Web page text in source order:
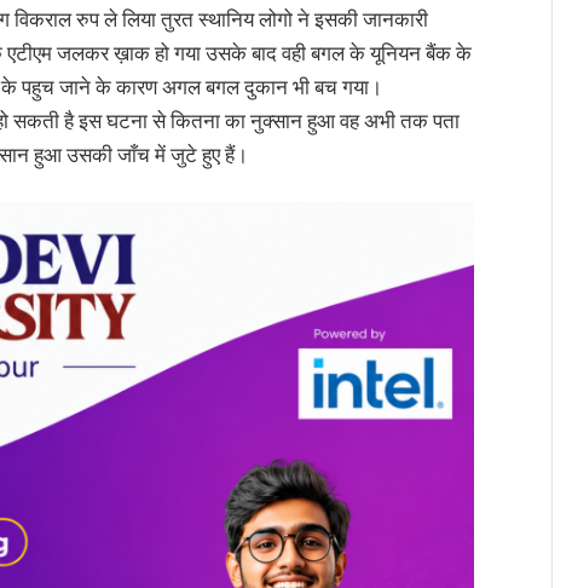
रुप ले लिया तुरत स्थानिय लोगो ने इसकी जानकारी
जलकर ख़ाक हो गया उसके बाद वही बगल के यूनियन बैंक के
पहुच जाने के कारण अगल बगल दुकान भी बच गया।
सकती है इस घटना से कितना का नुक्सान हुआ वह अभी तक पता
हुआ उसकी जाँच में जुटे हुए हैं।